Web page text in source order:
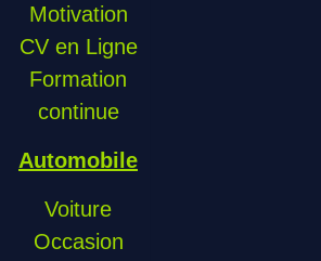
Motivation
CV en Ligne
Formation
continue
Automobile
Voiture
Occasion